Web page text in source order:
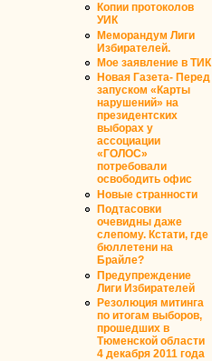
Копии протоколов
УИК
Меморандум Лиги
Избирателей.
Мое заявление в ТИК
Новая Газета- Перед
запуском «Карты
нарушений» на
президентских
выборах у
ассоциации
«ГОЛОС»
потребовали
освободить офис
Новые странности
Подтасовки
очевидны даже
слепому. Кстати, где
бюллетени на
Брайле?
Предупреждение
Лиги Избирателей
Резолюция митинга
по итогам выборов,
прошедших в
Тюменской области
4 декабря 2011 года